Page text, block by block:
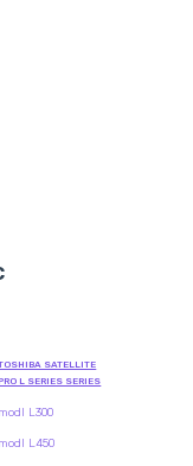
SATELLITE
PRO L SERIES SERIES
modl L300
modl L450